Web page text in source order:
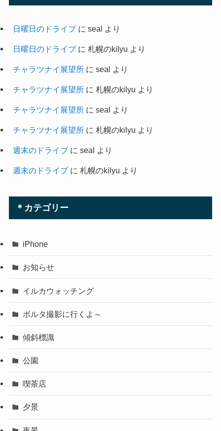
日曜日のドライブに seal より
日曜日のドライブに 札幌のkilyu より
チャラツナイ展望所に seal より
チャラツナイ展望所に 札幌のkilyu より
チャラツナイ展望所に seal より
チャラツナイ展望所に 札幌のkilyu より
週末のドライブに seal より
週末のドライブに 札幌のkilyu より
＊カテゴリー
iPhone
お知らせ
イルカウォッチング
ボルタ撮影に行くよ～
傾斜標識
公園
喫茶店
夕景